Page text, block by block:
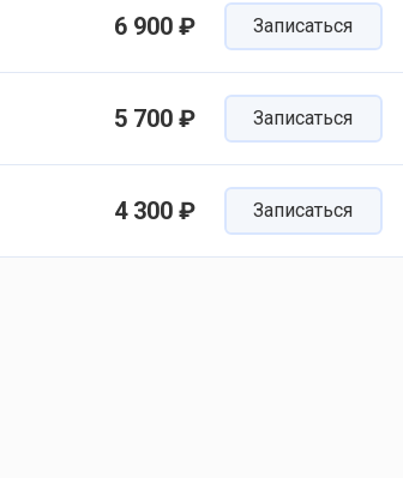
6 900 ₽ Записаться
5 700 ₽ Записаться
4 300 ₽ Записаться